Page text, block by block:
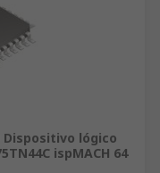
Dispositivo lógico
ispMACH 64